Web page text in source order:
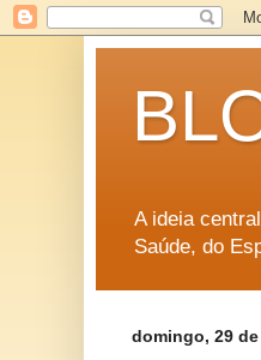
A ideia
Saúde, do
domingo, 29